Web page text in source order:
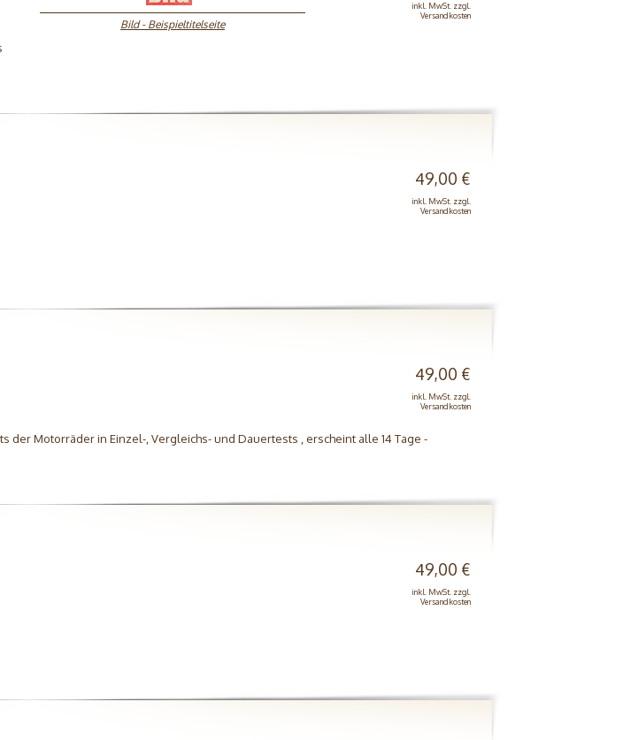
Bild - Beispieltitelseite
inkl. MwSt. zzgl.
Versandkosten
49,00 €
inkl. MwSt. zzgl.
Versandkosten
49,00 €
inkl. MwSt. zzgl.
Versandkosten
Motorräder in Einzel-, Vergleichs- und Dauertests , erscheint alle 14 Tage -
49,00 €
inkl. MwSt. zzgl.
Versandkosten